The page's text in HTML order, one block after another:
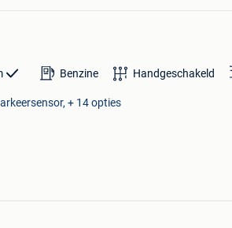
Benzine Handgeschakeld
+ 14 opties